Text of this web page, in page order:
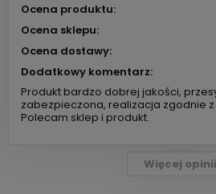
Ocena produktu:
Ocena sklepu:
Ocena dostawy:
Dodatkowy komentarz:
Produkt bardzo dobrej jakości,
zabezpieczona, realizacja zgodnie
Polecam sklep i produkt.
Więcej opinii